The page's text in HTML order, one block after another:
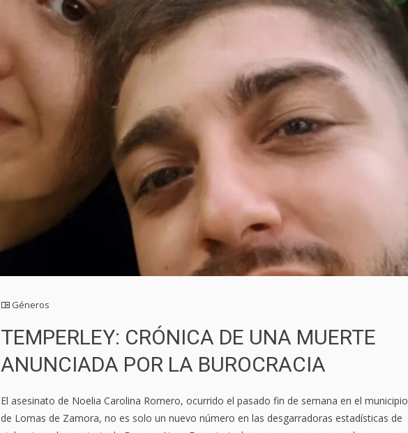
Géneros
TEMPERLEY: CRÓNICA DE UNA MUERTE
ANUNCIADA POR LA BUROCRACIA
El asesinato de Noelia Carolina Romero, ocurrido el pasado fin de semana en el municipio
de Lomas de Zamora, no es solo un nuevo número en las desgarradoras estadísticas de